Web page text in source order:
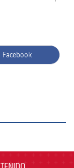
label.aria.facebook
Facebook